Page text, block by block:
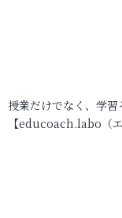
授業だけでなく、学
【educoach.labo（